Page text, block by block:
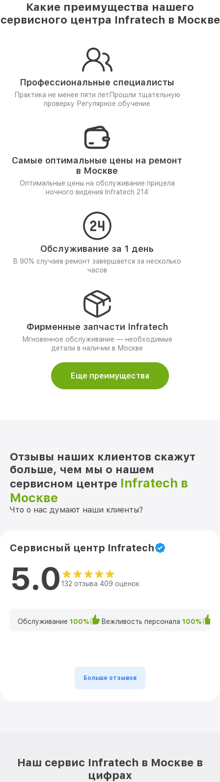
Какие преимущества нашего
сервисного центра Infratech в Москве
Профессиональные специалисты
Практика не менее пяти лет Прошли тщательную
проверку Регулярное обучение
Самые оптимальные цены на ремонт
в Москве
Оптимальные цены на обслуживание прицела
ночного видения Infratech 214
Обслуживание за 1 день
В 90% случаев ремонт завершается за несколько
часов
Фирменные запчасти Infratech
Мгновенное обслуживание — необходимые
детали в наличии в Москве
Еще преимущества
Отзывы наших клиентов скажут
больше, чем мы о нашем
сервисном центре Infratech в
Москве
Что о нас думают наши клиенты?
Сервисный центр Infratech
5.0 132 отзыва 409 оценок
Обслуживание 100% Вежливость персонала 100%
Больше отзывов
Наш сервис Infratech в Москве в
цифрах